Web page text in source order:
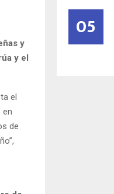
y
y el
el
en
de
05